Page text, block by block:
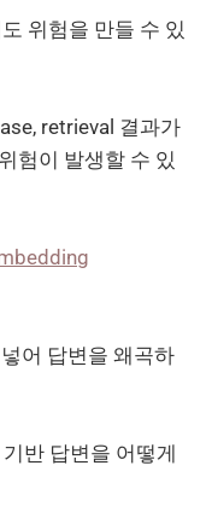
위험을 만들 수 있
retrieval 결과가
험이 발생할 수 있
어 답변을 왜곡하
반 답변을 어떻게